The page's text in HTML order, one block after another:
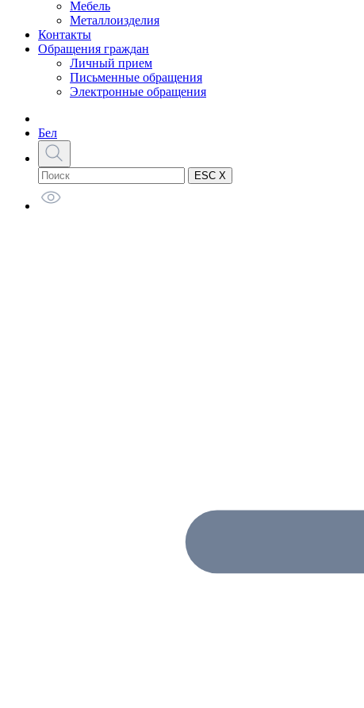
Мебель
Металлоизделия
Контакты
Обращения граждан
Личный прием
Письменные обращения
Электронные обращения
Бел
ESC X